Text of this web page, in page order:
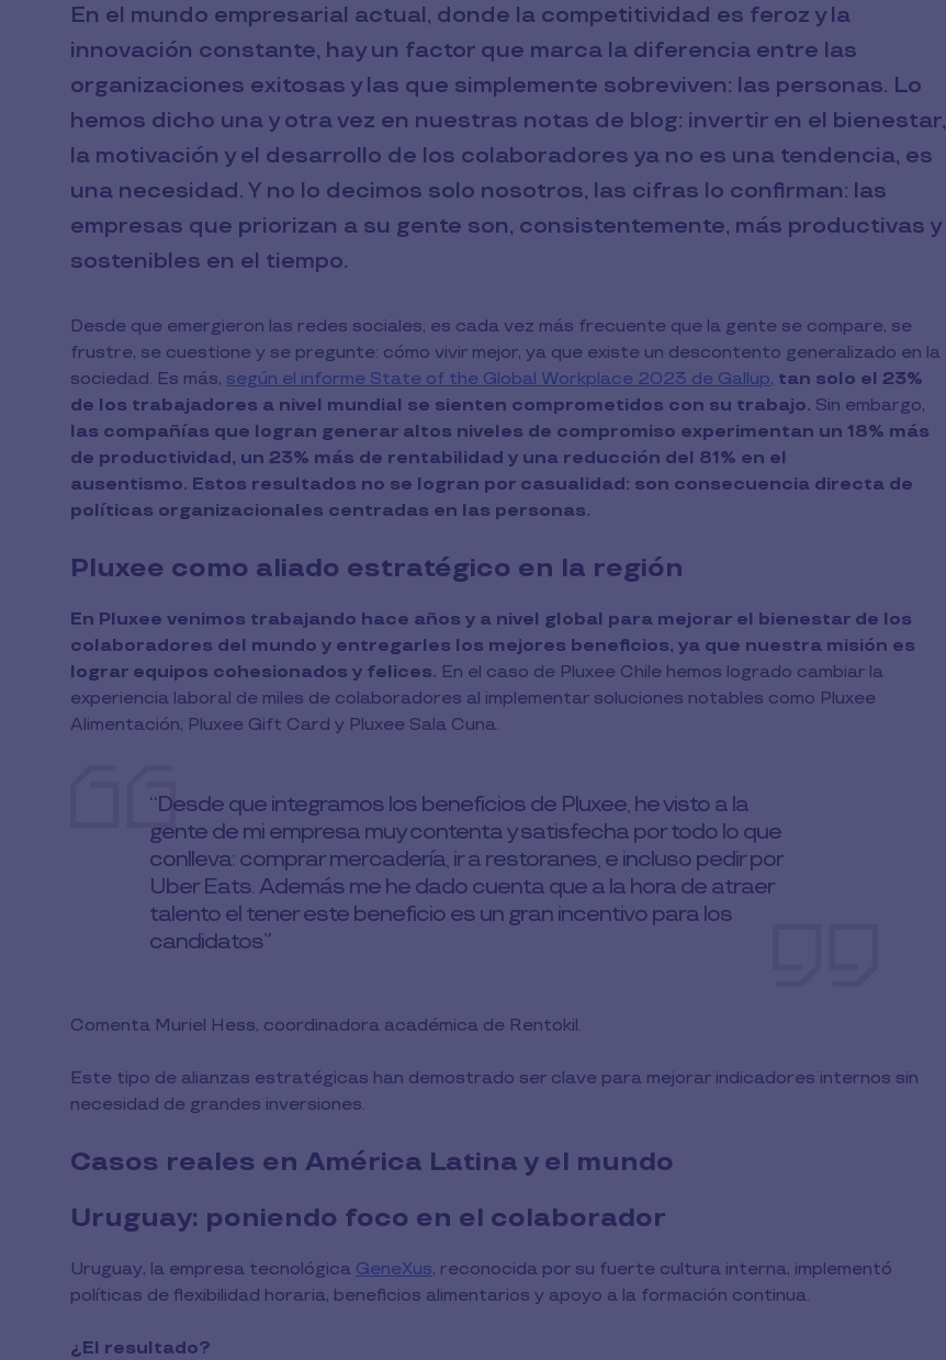
En el mundo empresarial actual, donde la competitividad es feroz y la
innovación constante, hay un factor que marca la diferencia entre las
organizaciones exitosas y las que simplemente sobreviven: las personas. Lo
hemos dicho una y otra vez en nuestras notas de blog: invertir en el bienestar,
la motivación y el desarrollo de los colaboradores ya no es una tendencia, es
una necesidad. Y no lo decimos solo nosotros, las cifras lo confirman: las
empresas que priorizan a su gente son, consistentemente, más productivas y
sostenibles en el tiempo.
Desde que emergieron las redes sociales, es cada vez más frecuente que la gente se compare, se
frustre, se cuestione y se pregunte: cómo vivir mejor, ya que existe un descontento generalizado en la
sociedad. Es más, según el informe State of the Global Workplace 2023 de Gallup, tan solo el 23%
de los trabajadores a nivel mundial se sienten comprometidos con su trabajo. Sin embargo,
las compañías que logran generar altos niveles de compromiso experimentan un 18% más
de productividad, un 23% más de rentabilidad y una reducción del 81% en el
ausentismo. Estos resultados no se logran por casualidad: son consecuencia directa de
políticas organizacionales centradas en las personas.
Pluxee como aliado estratégico en la región
En Pluxee venimos trabajando hace años y a nivel global para mejorar el bienestar de los
colaboradores del mundo y entregarles los mejores beneficios, ya que nuestra misión es
lograr equipos cohesionados y felices. En el caso de Pluxee Chile hemos logrado cambiar la
experiencia laboral de miles de colaboradores al implementar soluciones notables como Pluxee
Alimentación, Pluxee Gift Card y Pluxee Sala Cuna.
“Desde que integramos los beneficios de Pluxee, he visto a la
gente de mi empresa muy contenta y satisfecha por todo lo que
conlleva: comprar mercadería, ir a restoranes, e incluso pedir por
Uber Eats. Además me he dado cuenta que a la hora de atraer
talento el tener este beneficio es un gran incentivo para los
candidatos”
Comenta Muriel Hess, coordinadora académica de Rentokil.
Este tipo de alianzas estratégicas han demostrado ser clave para mejorar indicadores internos sin
necesidad de grandes inversiones.
Casos reales en América Latina y el mundo
Uruguay: poniendo foco en el colaborador
Uruguay, la empresa tecnológica GeneXus, reconocida por su fuerte cultura interna, implementó
políticas de flexibilidad horaria, beneficios alimentarios y apoyo a la formación continua.
¿El resultado?